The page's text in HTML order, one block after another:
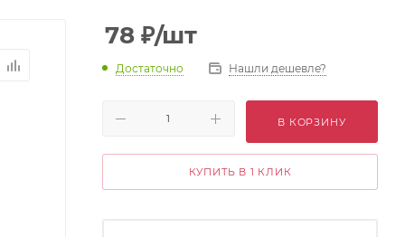
78 ₽/шт
Достаточно Нашли дешевле?
В КОРЗИНУ
КУПИТЬ В 1 КЛИК